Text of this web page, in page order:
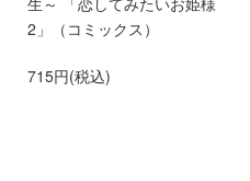
2」（コミックス）
715円(税込)